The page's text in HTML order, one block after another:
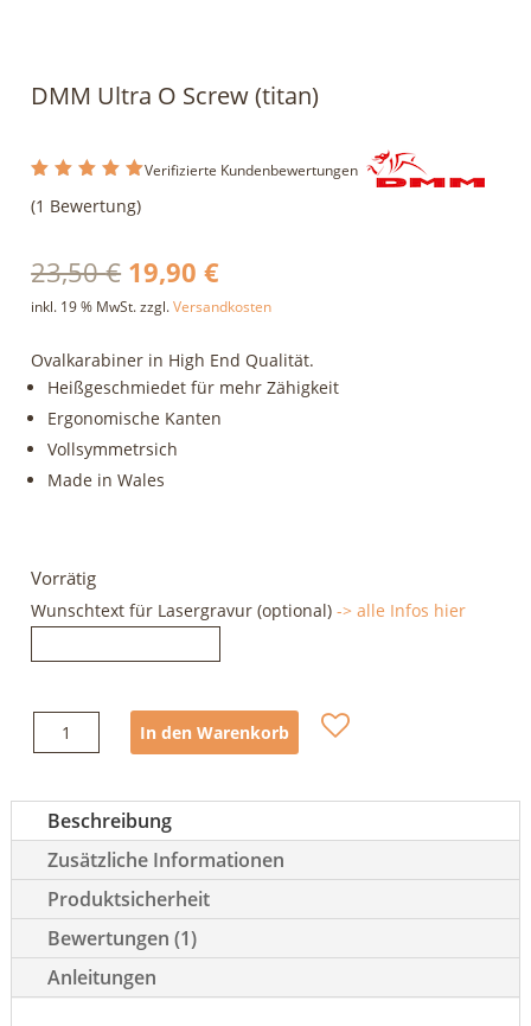
DMM Ultra O Screw (titan)
mit5.00
Kundenb
Verifizierte Kundenbewertungen
(1 Bewertung)
23,50€ Ursprünglicher
Preis
23,50 €
19,90€Aktueller
Preis
19,90 €.
inkl. 19 % MwSt.zzgl.Versandkosten
Ovalkarabiner in High End Qualität.
Heißgeschmiedet für mehr Zähigkeit
Ergonomische Kanten
Vollsymmetrsich
Made in Wales
Vorrätig
Wunschtext für Lasergravur (optional)-> alle Infos hier
DMM
Ultra
Screw
(titan)
Menge
In den Warenkorb
Beschreibung
Zusätzliche Informationen
Produktsicherheit
Bewertungen (1)
Anleitungen